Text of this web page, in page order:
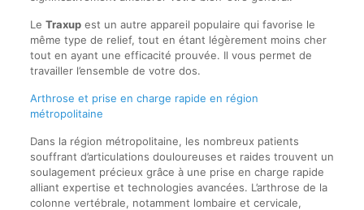
Le Traxupest un autre appareil populaire qui favorise le
même type de relief, tout en étant légèrement moins cher
tout en ayant une efficacité prouvée. Il vous permet de
travailler l’ensemble de votre dos.
Arthrose et prise en charge rapide en région
métropolitaine
Dans la région métropolitaine, les nombreux patients
souffrant d’articulations douloureuses et raides trouvent un
soulagement précieux grâce à une prise en charge rapide
alliant expertise et technologies avancées. L’arthrose de la
colonne vertébrale, notamment lombaire et cervicale,